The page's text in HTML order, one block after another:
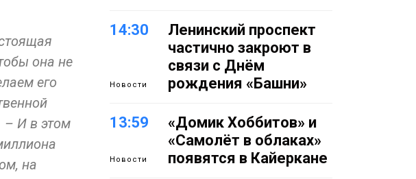
она не
его
– И в этом
на
14:30
Новости
Ленинский проспект
частично закроют в
связи с Днём
рождения «Башни»
13:59
Новости
«Домик Хоббитов» и
«Самолёт в облаках»
появятся в Кайеркане